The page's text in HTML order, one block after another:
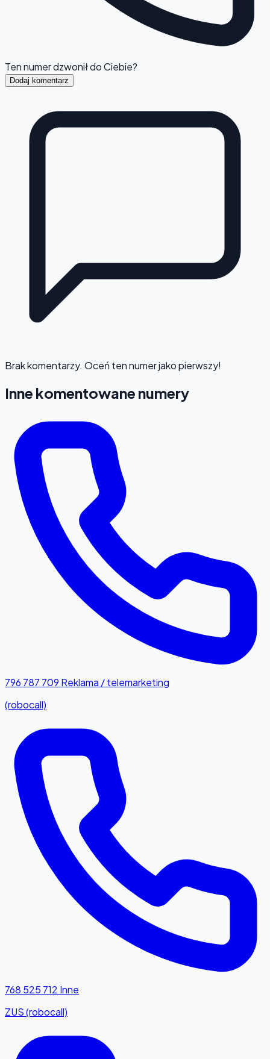
Ten numer dzwonił do Ciebie?
Dodaj komentarz
Brak komentarzy. Oceń ten numer jako pierwszy!
Inne komentowane numery
796 787 709 Reklama / telemarketing
(robocall)
768 525 712 Inne
ZUS (robocall)